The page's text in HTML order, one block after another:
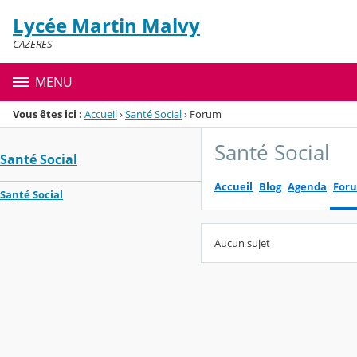
Menu de la rubrique
Contenu
Lycée Martin Malvy
CAZERES
MENU
Vous êtes ici : Accueil›Santé Social› Forum
Santé Social
Santé Social
Santé Social
Accueil Blog Agenda
Aucun sujet